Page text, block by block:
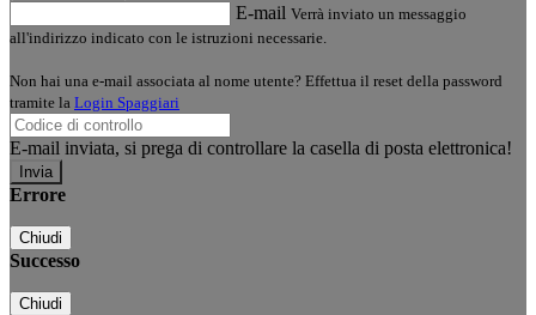
E-mail Verrà inviato un messaggio
all'indirizzo indicato con le istruzioni necessarie.
Non hai una e-mail associata al nome utente? Effettua il reset della password
tramite la Login Spaggiari
E-mail inviata, si prega di controllare la casella di posta elettronica!
Errore
Chiudi
Successo
Chiudi